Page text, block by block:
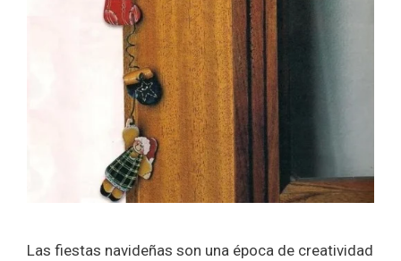
Las fiestas navideñas son una época de creatividad